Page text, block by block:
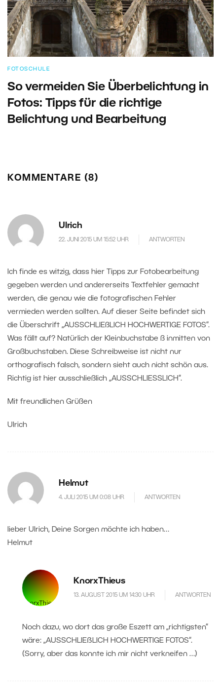
FOTOSCHULE
So vermeiden Sie Überbelichtung in
Fotos: Tipps für die richtige
Belichtung und Bearbeitung
KOMMENTARE (8)
Ulrich
22. JUNI 2015 UM 15:52 UHR ANTWORTEN
Ich finde es witzig, dass hier Tipps zur Fotobearbeitung
gegeben werden und andererseits Textfehler gemacht
werden, die genau wie die fotografischen Fehler
vermieden werden sollten. Auf dieser Seite befindet sich
die Überschrift „AUSSCHLIEßLICH HOCHWERTIGE FOTOS“.
Was fällt auf? Natürlich der Kleinbuchstabe ß inmitten von
Großbuchstaben. Diese Schreibweise ist nicht nur
orthografisch falsch, sondern sieht auch nicht schön aus.
Richtig ist hier ausschließlich „AUSSCHLIESSLICH“.
Mit freundlichen Grüßen
Ulrich
Helmut
4. JULI 2015 UM 0:08 UHR ANTWORTEN
lieber Ulrich, Deine Sorgen möchte ich haben…
Helmut
KnorxThieus
13. AUGUST 2015 UM 14:30 UHR ANTWORTEN
Noch dazu, wo dort das große Eszett am „richtigsten“
wäre: „AUSSCHLIEẞLICH HOCHWERTIGE FOTOS“.
(Sorry, aber das konnte ich mir nicht verkneifen …)